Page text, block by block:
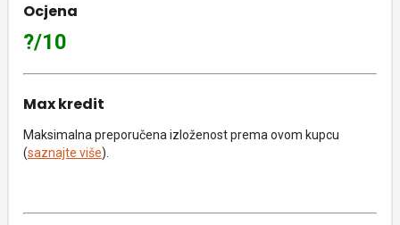
Ocjena
?/10
Max kredit
Maksimalna preporučena izloženost prema ovom kupcu
(saznajte više).